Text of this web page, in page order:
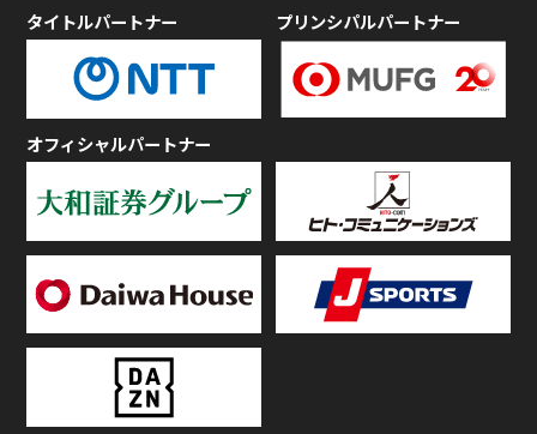
タイトルパートナー プリンシパルパートナー
オフィシャルパートナー